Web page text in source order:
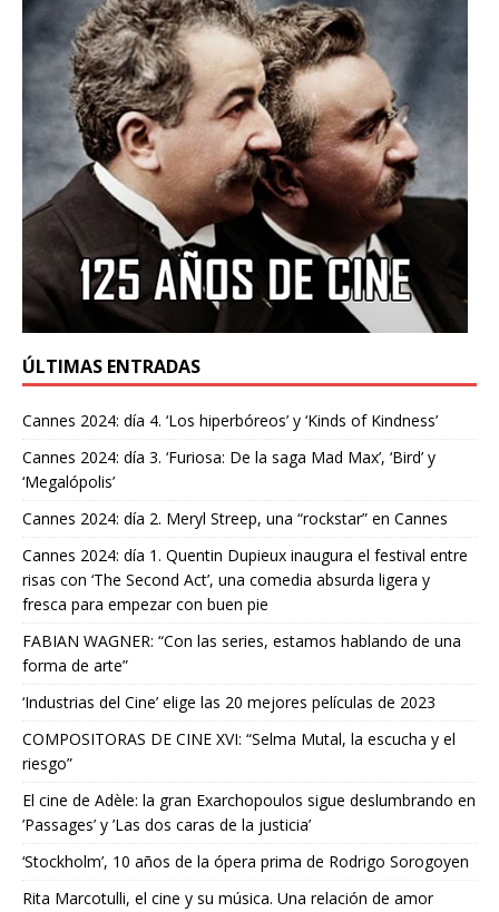
ÚLTIMAS ENTRADAS
Cannes 2024: día 4. ‘Los hiperbóreos’ y ‘Kinds of Kindness’
Cannes 2024: día 3. ‘Furiosa: De la saga Mad Max’, ‘Bird’ y
‘Megalópolis’
Cannes 2024: día 2. Meryl Streep, una “rockstar” en Cannes
Cannes 2024: día 1. Quentin Dupieux inaugura el festival entre
risas con ‘The Second Act’, una comedia absurda ligera y
fresca para empezar con buen pie
FABIAN WAGNER: “Con las series, estamos hablando de una
forma de arte”
‘Industrias del Cine’ elige las 20 mejores películas de 2023
COMPOSITORAS DE CINE XVI: “Selma Mutal, la escucha y el
riesgo”
El cine de Adèle: la gran Exarchopoulos sigue deslumbrando en
’Passages’ y ’Las dos caras de la justicia’
‘Stockholm’, 10 años de la ópera prima de Rodrigo Sorogoyen
Rita Marcotulli, el cine y su música. Una relación de amor